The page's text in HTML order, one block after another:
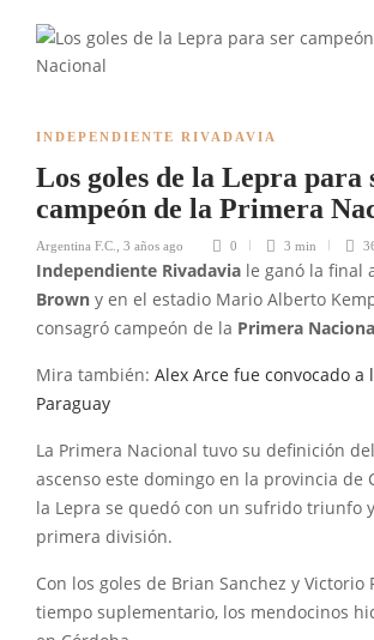
INDEPENDIENTE RIVADAVIA
Los goles de la Lepra para
campeón de la Primera
Argentina F.C. 3 años ago 0 3 min
Independiente Rivadavia le ganó la final
Brown y en el estadio Mario Alberto
consagró campeón de la Primera
Mira también: Alex Arce fue convocado a
Paraguay
La Primera Nacional tuvo su definición
ascenso este domingo en la provincia de
la Lepra se quedó con un sufrido triunfo
primera división.
Con los goles de Brian Sanchez y Victorio
tiempo suplementario, los mendocinos